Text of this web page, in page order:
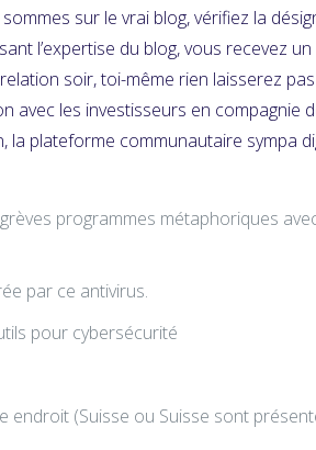
sur le vrai blog, vérifiez la
l’expertise du blog, vous recevez
soir, toi-même rien laisserez
avec les investisseurs en compagnie
la plateforme communautaire sympa
programmes métaphoriques
par ce antivirus.
pour cybersécurité
(Suisse ou Suisse sont